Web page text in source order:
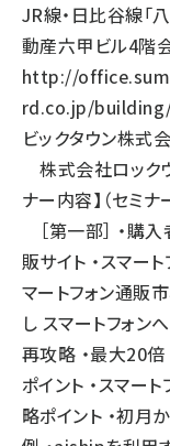
JR線・日比谷線
動産六甲ビル4階
http://
rd.co.jp/
ビックタウン株
株式会社ロック
ナー内容】（セミ
［第一部］ ・購
販サイト ・スマー
マートフォン通販
し スマートフォン
再攻略 ・最大20
ポイント ・スマー
略ポイント ・初